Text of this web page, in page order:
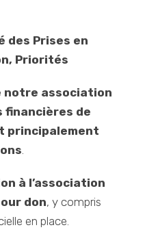
des Prises en
Priorités
notre association
financières de
principalement
.
à l’association
don, y compris
en place.